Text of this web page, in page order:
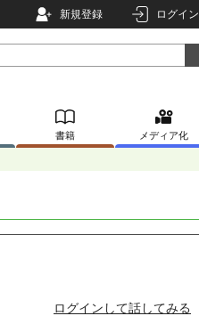
新規登録 ログイン
書籍 メディア化
ログインして話してみる